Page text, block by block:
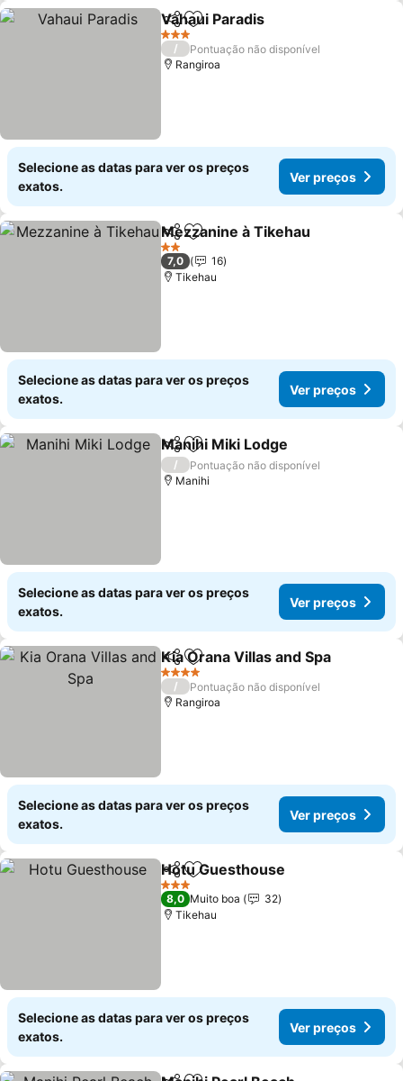
PartilharAdicionar aos favoritos
Vahaui Paradis
3 Estrelas
/
Pontuação não disponível
Rangiroa
Selecione as datas para ver os preços
exatos.
Ver preços
PartilharAdicionar aos favoritos
Mezzanine à Tikehau
2 Estrelas
7,0
16
Tikehau
Selecione as datas para ver os preços
exatos.
Ver preços
PartilharAdicionar aos favoritos
Manihi Miki Lodge
/
Pontuação não disponível
Manihi
Selecione as datas para ver os preços
exatos.
Ver preços
PartilharAdicionar aos favoritos
Kia Orana Villas and Spa
4 Estrelas
/
Pontuação não disponível
Rangiroa
Selecione as datas para ver os preços
exatos.
Ver preços
PartilharAdicionar aos favoritos
Hotu Guesthouse
3 Estrelas
8,0 Muito boa
32
Tikehau
Selecione as datas para ver os preços
exatos.
Ver preços